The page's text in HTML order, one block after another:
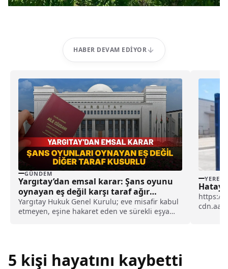
HABER DEVAM EDIYOR
GÜNDEM
Yargıtay’dan emsal karar: Şans oyunu
oynayan eş değil karşı taraf ağır
kusurlu sayıldı
Yargıtay Hukuk Genel Kurulu; eve misafir kabul
etmeyen, eşine hakaret eden ve sürekli eşya
YEREL
https://
5 kişi hayatını kaybetti